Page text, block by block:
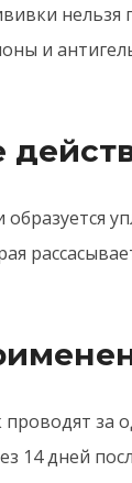
нельзя
и
за
14 дней